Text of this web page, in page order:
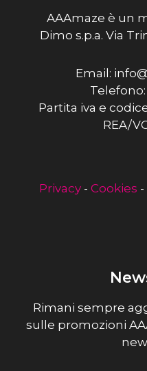
AAAmaze è un
Dimo s.p.a. Via
Email:
Telefono:
Partita iva e
REA/
Privacy- Cookies -
Rimani sempre
sulle promozioni